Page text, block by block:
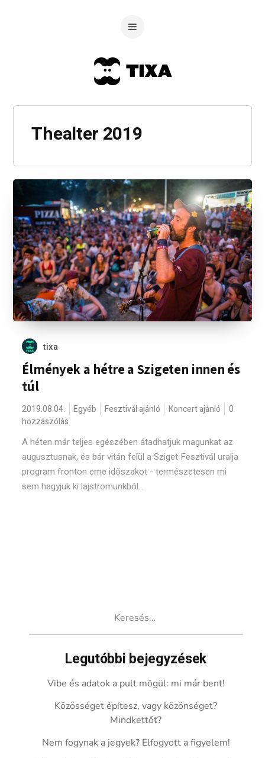
Thealter 2019
tixa
Élmények a hétre a Szigeten innen és
túl
2019.08.04. Egyéb Fesztivál ajánló Koncert ajánló
0
hozzászólás
A héten már teljes egészében átadhatjuk magunkat az
augusztusnak, és bár vitán felül a Sziget Fesztivál uralja
program fronton eme időszakot - természetesen mi
sem hagyjuk ki lajstromunkból...
Legutóbbi bejegyzések
Vibe és adatok a pult mögül: mi már bent!
Közösséget építesz, vagy közönséget?
Mindkettőt?
Nem fogynak a jegyek? Elfogyott a figyelem!